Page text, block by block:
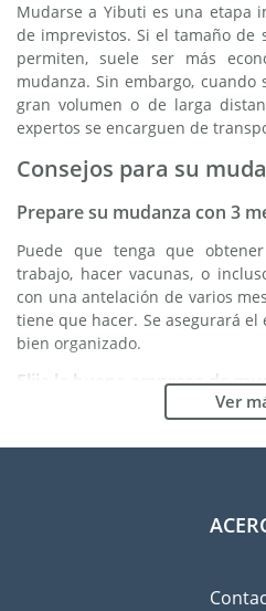
Mudarse a Yibuti es una etapa
de imprevistos. Si el tamaño de
permiten, suele ser más
mudanza. Sin embargo,
gran volumen o de larga
expertos se encarguen de
Consejos para su
Prepare su mudanza con 3
Puede que tenga que
trabajo, hacer vacunas, o
con una antelación de varios
tiene que hacer. Se asegurará
bien organizado.
Elija la buena empresa de
Los servicios de una buena
esenciales para cualquier
internos de calidad, la
Ver